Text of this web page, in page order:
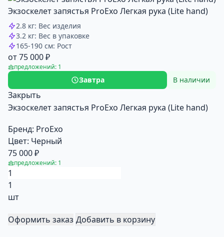
Экзоскелет запястья ProExo Легкая рука (Lite hand)
2.8 кг: Вес изделия
3.2 кг: Вес в упаковке
165-190 см: Рост
от 75 000 ₽
предложений: 1
Завтра В наличии
Закрыть
Экзоскелет запястья ProExo Легкая рука (Lite hand)
Бренд: ProExo
Цвет: Черный
75 000 ₽
предложений: 1
1
шт
Оформить заказ Добавить в корзину